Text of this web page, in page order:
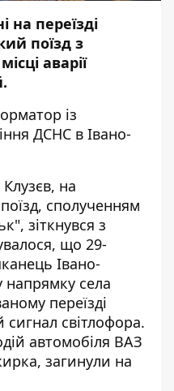
на переїзді
поїзд з
аварії
із
ДСНС в Івано-
на
сполученням
зіткнувся з
що 29-
Івано-
напрямку села
переїзді
світлофора.
автомобіля ВАЗ
загинули на